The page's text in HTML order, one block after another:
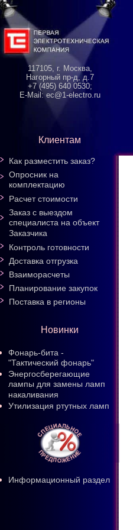
Как разместить заказ?
Опросник на
комплектацию
Расчет стоимости
Заказ с выездом
специалиста на объект
Заказчика
Контроль готовности
Доставка отгрузка
Взаиморасчеты
Планирование закупок
Поставка в регионы
Новинки
Фонарь-бита -
"Тактический фонарь"
Энергосберегающие
лампы для замены ламп
накаливания
Утилизация ртутных ламп
Информационный раздел
117105, г. Москва,
Нагорный пр-д, д.7
+7 (495) 640 0530;
E-Mail: ec@1-electro.ru
Клиентам